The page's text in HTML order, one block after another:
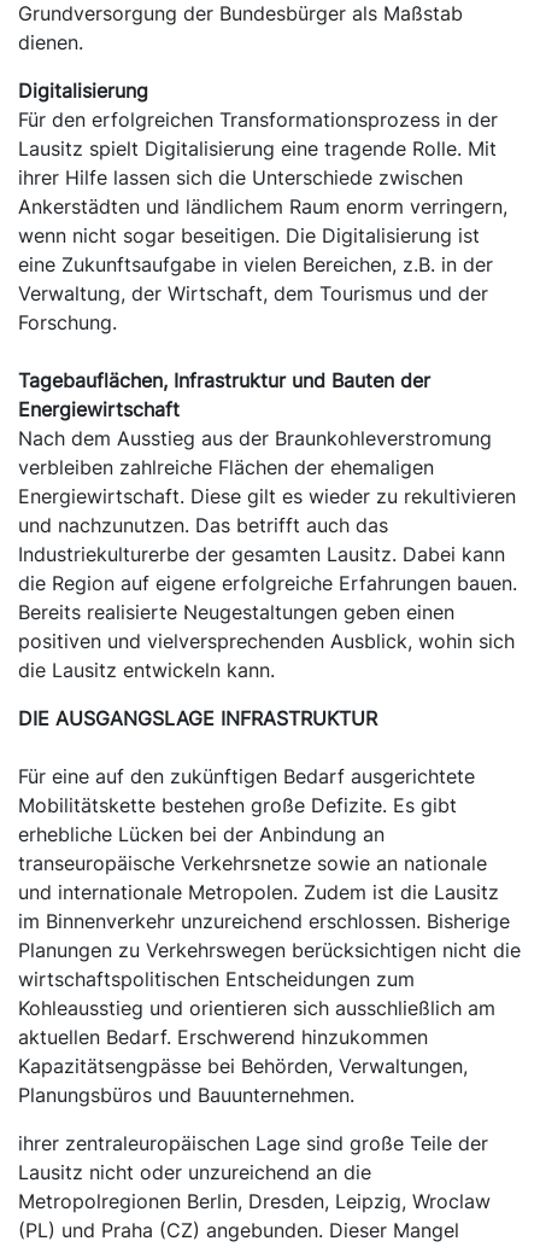
Grundversorgung der Bundesbürger als Maßstab
dienen.
Digitalisierung
Für den erfolgreichen Transformationsprozess in der
Lausitz spielt Digitalisierung eine tragende Rolle. Mit
ihrer Hilfe lassen sich die Unterschiede zwischen
Ankerstädten und ländlichem Raum enorm verringern,
wenn nicht sogar beseitigen. Die Digitalisierung ist
eine Zukunftsaufgabe in vielen Bereichen, z.B. in der
Verwaltung, der Wirtschaft, dem Tourismus und der
Forschung.
Tagebauflächen, Infrastruktur und Bauten der
Energiewirtschaft
Nach dem Ausstieg aus der Braunkohleverstromung
verbleiben zahlreiche Flächen der ehemaligen
Energiewirtschaft. Diese gilt es wieder zu rekultivieren
und nachzunutzen. Das betrifft auch das
Industriekulturerbe der gesamten Lausitz. Dabei kann
die Region auf eigene erfolgreiche Erfahrungen bauen.
Bereits realisierte Neugestaltungen geben einen
positiven und vielversprechenden Ausblick, wohin sich
die Lausitz entwickeln kann.
DIE AUSGANGSLAGE INFRASTRUKTUR
Für eine auf den zukünftigen Bedarf ausgerichtete
Mobilitätskette bestehen große Defizite. Es gibt
erhebliche Lücken bei der Anbindung an
transeuropäische Verkehrsnetze sowie an nationale
und internationale Metropolen. Zudem ist die Lausitz
im Binnenverkehr unzureichend erschlossen. Bisherige
Planungen zu Verkehrswegen berücksichtigen nicht die
wirtschaftspolitischen Entscheidungen zum
Kohleausstieg und orientieren sich ausschließlich am
aktuellen Bedarf. Erschwerend hinzukommen
Kapazitätsengpässe bei Behörden, Verwaltungen,
Planungsbüros und Bauunternehmen.
ihrer zentraleuropäischen Lage sind große Teile der
Lausitz nicht oder unzureichend an die
Metropolregionen Berlin, Dresden, Leipzig, Wroclaw
(PL) und Praha (CZ) angebunden. Dieser Mangel